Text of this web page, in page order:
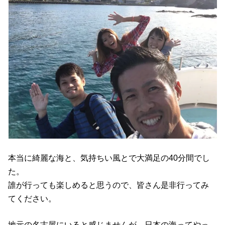
本当に綺麗な海と、気持ちい風とで大満足の40分間でし
た。
誰が行っても楽しめると思うので、皆さん是非行ってみ
てください。